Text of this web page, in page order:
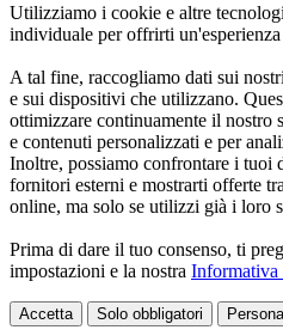
Utilizziamo i cookie e altre
individuale per offrirti
A tal fine, raccogliamo dati sui
e sui dispositivi che utilizzano.
ottimizzare continuamente il nostro
e contenuti personalizzati e per
Inoltre, possiamo confrontare i tuoi
fornitori esterni e mostrarti offerte
online, ma solo se utilizzi già i loro
Prima di dare il tuo consenso, ti
impostazioni e la nostra Informativa
Accetta Solo obbligatori